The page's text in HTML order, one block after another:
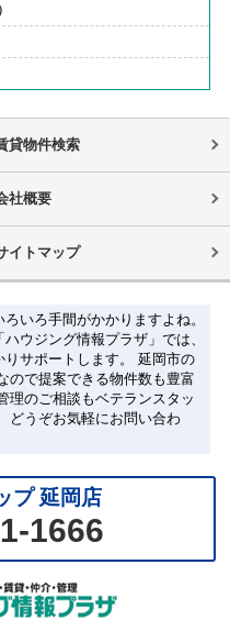
貸物件検索
社概要
イトマップ
いろ手間がかかりますよね。
ウジング情報プラザ」では、
サポートします。 延岡市の
ので提案できる物件数も豊富
理のご相談もベテランスタッ
どうぞお気軽にお問い合わ
プ 延岡店
1666